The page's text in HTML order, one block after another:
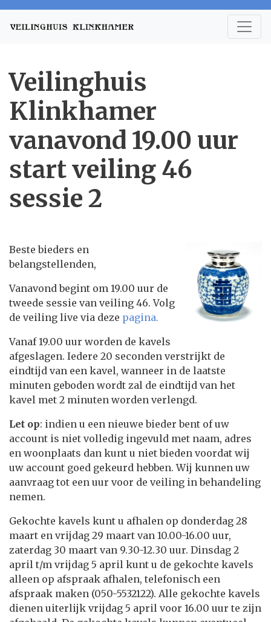
Veilinghuis
Klinkhamer
vanavond 19.00 uur
start veiling 46
sessie 2
Beste bieders en
belangstellenden,
Vanavond begint om 19.00 uur de
tweede sessie van veiling 46. Volg
de veiling live via deze pagina.
Vanaf 19.00 uur worden de kavels
afgeslagen. Iedere 20 seconden verstrijkt de
eindtijd van een kavel, wanneer in de laatste
minuten geboden wordt zal de eindtijd van het
kavel met 2 minuten worden verlengd.
Let op: indien u een nieuwe bieder bent of uw
account is niet volledig ingevuld met naam, adres
en woonplaats dan kunt u niet bieden voordat wij
uw account goed gekeurd hebben. Wij kunnen uw
aanvraag tot een uur voor de veiling in behandeling
nemen.
Gekochte kavels kunt u afhalen op donderdag 28
maart en vrijdag 29 maart van 10.00-16.00 uur,
zaterdag 30 maart van 9.30-12.30 uur. Dinsdag 2
april t/m vrijdag 5 april kunt u de gekochte kavels
alleen op afspraak afhalen, telefonisch een
afspraak maken (050-5532122). Alle gekochte kavels
dienen uiterlijk vrijdag 5 april voor 16.00 uur te zijn